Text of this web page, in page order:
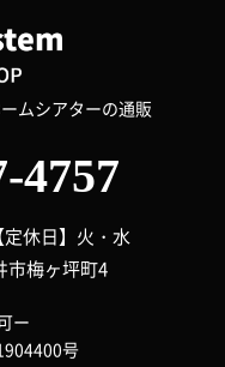
ムシアターの通販
4757
休日】火・水
市梅ヶ坪町4
ー
号